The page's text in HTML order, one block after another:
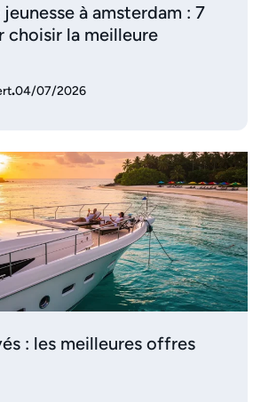
à amsterdam : 7
choisir la meilleure
.04/07/2026
: les meilleures offres